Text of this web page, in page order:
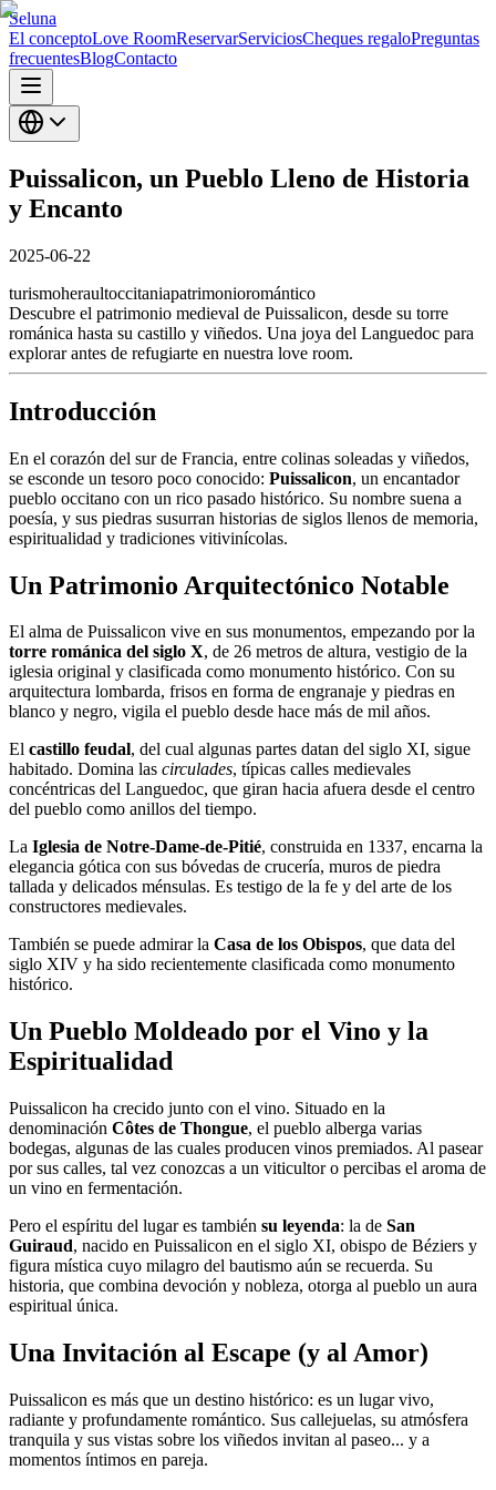
Seluna
El conceptoLove RoomReservarServiciosCheques regaloPreguntas
frecuentesBlogContacto
Puissalicon, un Pueblo Lleno de Historia
y Encanto
2025-06-22
turismoheraultoccitaniapatrimonioromántico
Descubre el patrimonio medieval de Puissalicon, desde su torre
románica hasta su castillo y viñedos. Una joya del Languedoc para
explorar antes de refugiarte en nuestra love room.
Introducción
En el corazón del sur de Francia, entre colinas soleadas y viñedos,
se esconde un tesoro poco conocido: Puissalicon, un encantador
pueblo occitano con un rico pasado histórico. Su nombre suena a
poesía, y sus piedras susurran historias de siglos llenos de memoria,
espiritualidad y tradiciones vitivinícolas.
Un Patrimonio Arquitectónico Notable
El alma de Puissalicon vive en sus monumentos, empezando por la
torre románica del siglo X, de 26 metros de altura, vestigio de la
iglesia original y clasificada como monumento histórico. Con su
arquitectura lombarda, frisos en forma de engranaje y piedras en
blanco y negro, vigila el pueblo desde hace más de mil años.
El castillo feudal, del cual algunas partes datan del siglo XI, sigue
habitado. Domina las circulades, típicas calles medievales
concéntricas del Languedoc, que giran hacia afuera desde el centro
del pueblo como anillos del tiempo.
La Iglesia de Notre-Dame-de-Pitié, construida en 1337, encarna la
elegancia gótica con sus bóvedas de crucería, muros de piedra
tallada y delicados ménsulas. Es testigo de la fe y del arte de los
constructores medievales.
También se puede admirar la Casa de los Obispos, que data del
siglo XIV y ha sido recientemente clasificada como monumento
histórico.
Un Pueblo Moldeado por el Vino y la
Espiritualidad
Puissalicon ha crecido junto con el vino. Situado en la
denominación Côtes de Thongue, el pueblo alberga varias
bodegas, algunas de las cuales producen vinos premiados. Al pasear
por sus calles, tal vez conozcas a un viticultor o percibas el aroma de
un vino en fermentación.
Pero el espíritu del lugar es también su leyenda: la de San
Guiraud, nacido en Puissalicon en el siglo XI, obispo de Béziers y
figura mística cuyo milagro del bautismo aún se recuerda. Su
historia, que combina devoción y nobleza, otorga al pueblo un aura
espiritual única.
Una Invitación al Escape (y al Amor)
Puissalicon es más que un destino histórico: es un lugar vivo,
radiante y profundamente romántico. Sus callejuelas, su atmósfera
tranquila y sus vistas sobre los viñedos invitan al paseo... y a
momentos íntimos en pareja.